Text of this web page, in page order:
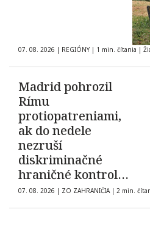
07. 08. 2026 | REGIÓNY | 1 min. čítania |
Madrid pohrozil
Rímu
protiopatreniami,
ak do nedele
nezruší
diskriminačné
hraničné kontroly
španielskych
občanov
07. 08. 2026 | ZO ZAHRANIČIA | 2 min.